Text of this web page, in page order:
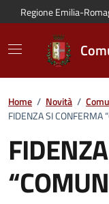
Vai al contenuto
Vai alla navigazione del
Vai al piede di pagina
Regione Emilia-
Home / Novità /
FIDENZA SI CONFERMA